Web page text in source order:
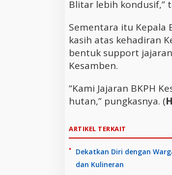
Blitar lebih kondusif,”
Sementara itu Kepala
kasih atas kehadiran
bentuk support
Kesamben.
“Kami Jajaran BKPH
hutan,” pungkasnya. (
ARTIKEL TERKAIT
Dekatkan Diri dengan
dan Kulineran